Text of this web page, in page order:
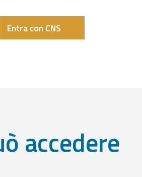
Entra con CNS
accedere